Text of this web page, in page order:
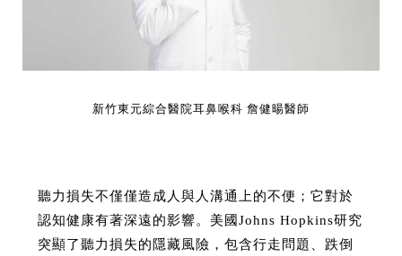
新竹東元綜合醫院耳鼻喉科 詹健暘醫師
聽力損失不僅僅造成人與人溝通上的不便；它對於
認知健康有著深遠的影響。美國Johns Hopkins研究
突顯了聽力損失的隱藏風險，包含行走問題、跌倒